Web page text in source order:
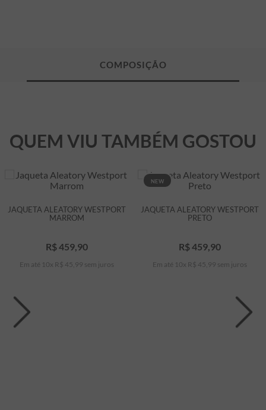
QUEM VIU TAMBÉM GOSTOU
JAQUETA ALEATORY WESTPORT
MARROM
R$459,90
Em até 10 x R$ 45 99 sem juros
NEW
JAQUETA ALEATORY WESTPORT
PRETO
R$459,90
Em até 10 x R$ 45 99 sem juros